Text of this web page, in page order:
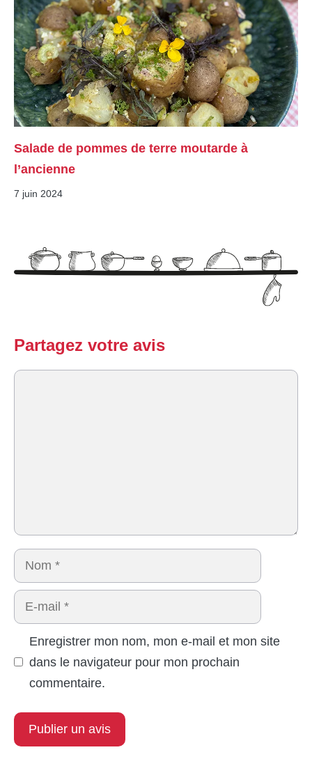
Salade de pommes de terre moutarde à
l’ancienne
7 juin 2024
Partagez votre avis
Commentaire
Nom
E-
mail
Enregistrer mon nom, mon e-mail et mon site
dans le navigateur pour mon prochain
commentaire.